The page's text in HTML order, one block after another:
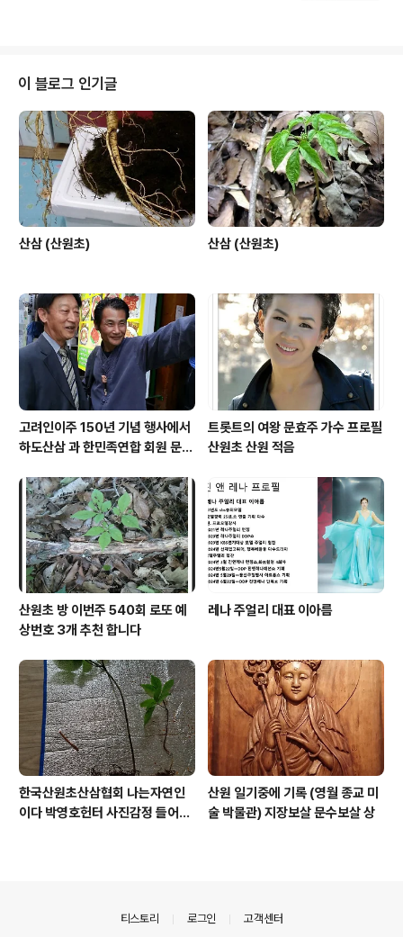
이 블로그 인기글
산삼 (산원초) 산삼 (산원초)
고려인이주 150년 기념 행사에서
하도산삼 과 한민족연합 회원 문효
트롯트의 여왕 문효주 가수 프로필
산원초 산원 적음
산원초 방 이번주 540회 로또 예
상번호 3개 추천 합니다
레나 주얼리 대표 이아름
한국산원초산삼협회 나는자연인
이다 박영호헌터 사진감정 들어운
산원 일기중에 기록 (영월 종교 미
술 박물관) 지장보살 문수보살 상
티스토리 로그인 고객센터